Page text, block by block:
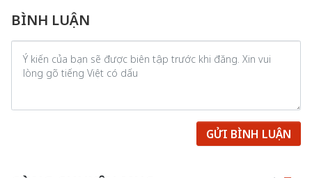
BÌNH LUẬN
GỬI BÌNH LUẬN